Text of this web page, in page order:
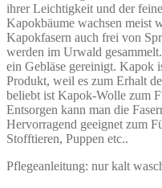
ihrer Leichtigkeit und der
Kapokbäume wachsen meist
Kapokfasern auch frei von
werden im Urwald
ein Gebläse gereinigt. Kapok
Produkt, weil es zum Erhalt
beliebt ist Kapok-Wolle zum
Entsorgen kann man die
Hervorragend geeignet zum
Stofftieren, Puppen etc..
Pflegeanleitung: nur kalt